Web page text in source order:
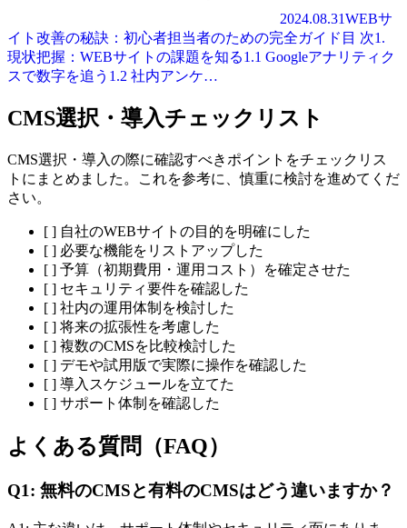
2024.08.31WEBサ
イト改善の秘訣：初心者担当者のための完全ガイド 目 次1.
現状把握：WEBサイトの課題を知る1.1 Googleアナリティク
スで数字を追う1.2 社内アンケ…
CMS選択・導入チェックリスト
CMS選択・導入の際に確認すべきポイントをチェックリス
トにまとめました。これを参考に、慎重に検討を進めてくだ
さい。
[ ] 自社のWEBサイトの目的を明確にした
[ ] 必要な機能をリストアップした
[ ] 予算（初期費用・運用コスト）を確定させた
[ ] セキュリティ要件を確認した
[ ] 社内の運用体制を検討した
[ ] 将来の拡張性を考慮した
[ ] 複数のCMSを比較検討した
[ ] デモや試用版で実際に操作を確認した
[ ] 導入スケジュールを立てた
[ ] サポート体制を確認した
よくある質問（FAQ）
Q1: 無料のCMSと有料のCMSはどう違いますか？